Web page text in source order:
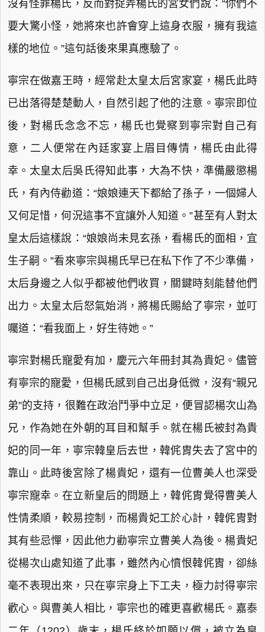
沒有怪罪楊氏，反而對捉弄楊氏的宮女們說：“你們不
要大驚小怪，她將來也許會穿上這身衣服，擁有我這
樣的地位。”這句話後來果真應驗了。
寧宗在做嘉王時，經常赴太皇太后宮家宴，楊氏此時
已出落得楚楚動人，自然引起了他的注意。寧宗即位
後，對楊氏念念不忘，楊氏也覺察到寧宗對自己有
意，二人便常在內廷家宴上眉目傳情，楊氏由此得
幸。太皇太后吳氏得知此事，大為不快，準備嚴懲楊
氏，有內侍勸道：“娘娘連天下都給了孫子，一個婦人
又何足惜，何況這事不宜讓外人知道。”甚至有人對太
皇太后這樣說：“娘娘尚未見玄孫，看楊氏的面相，宜
生子嗣。”看來寧宗與楊氏早已在私下作了不少準備，
太后身邊之人似乎都被他們收買，關鍵時刻能替他們
出力。太皇太后怒氣始消，將楊氏賜給了寧宗，並叮
囑道：“看我面上，好生待她。”
寧宗對楊氏寵愛有加，慶元六年冊封其為貴妃。儘管
有寧宗的寵愛，但楊氏感到自己出身低微，沒有“親兄
弟”的支持，很難在政治鬥爭中立足，便冒認楊次山為
兄，作為她在外朝的耳目和幫手。就在楊氏被封為貴
妃的同一年，寧宗韓皇后去世，韓侂胄失去了宮中的
靠山。此時後宮除了楊貴妃，還有一位曹美人也深受
寧宗寵幸。在立新皇后的問題上，韓侂胄覺得曹美人
性情柔順，較易控制，而楊貴妃工於心計，韓侂胄對
其有些忌憚，因此他力勸寧宗立曹美人為後。楊貴妃
從楊次山處知道了此事，雖然內心憤恨韓侂胄，卻絲
毫不表現出來，只在寧宗身上下工夫，極力討得寧宗
歡心。與曹美人相比，寧宗也的確更喜歡楊氏。嘉泰